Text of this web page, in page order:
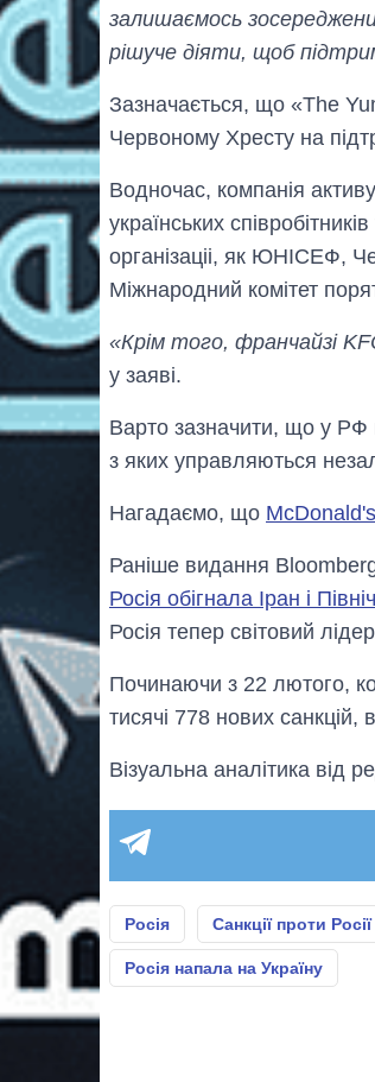
залишаємось
рішуче діяти, щоб
Зазначається, що «The
Червоному Хресту на
Водночас, компанія
українських
організаціі, як ЮНІСЕФ,
Міжнародний комітет
«Крім того, франчайзі
у заяві.
Варто зазначити, що у РФ
з яких управляються
Нагадаємо, що
Раніше видання
Росія обігнала Іран і
Росія тепер світовий
Починаючи з 22 лютого,
тисячі 778 нових санкцій,
Візуальна аналітика від
Росія Санкції проти Росії
Росія напала на Україну